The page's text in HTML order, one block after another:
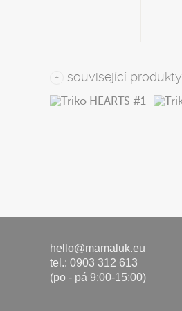
+ související produkty
hello@mamaluk.eu
tel.: 0903 312 613
(po - pá 9:00-15:00)